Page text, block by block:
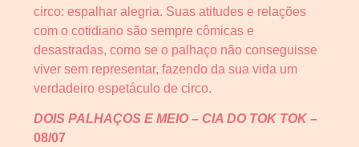
circo: espalhar alegria. Suas atitudes e relações
com o cotidiano são sempre cômicas e
desastradas, como se o palhaço não conseguisse
viver sem representar, fazendo da sua vida um
verdadeiro espetáculo de circo.
DOIS PALHAÇOS E MEIO – CIA DO TOK TOK –
08/07